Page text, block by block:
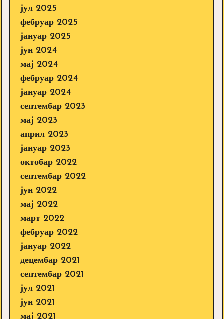
јул 2025
фебруар 2025
јануар 2025
јун 2024
мај 2024
фебруар 2024
јануар 2024
септембар 2023
мај 2023
април 2023
јануар 2023
октобар 2022
септембар 2022
јун 2022
мај 2022
март 2022
фебруар 2022
јануар 2022
децембар 2021
септембар 2021
јул 2021
јун 2021
мај 2021